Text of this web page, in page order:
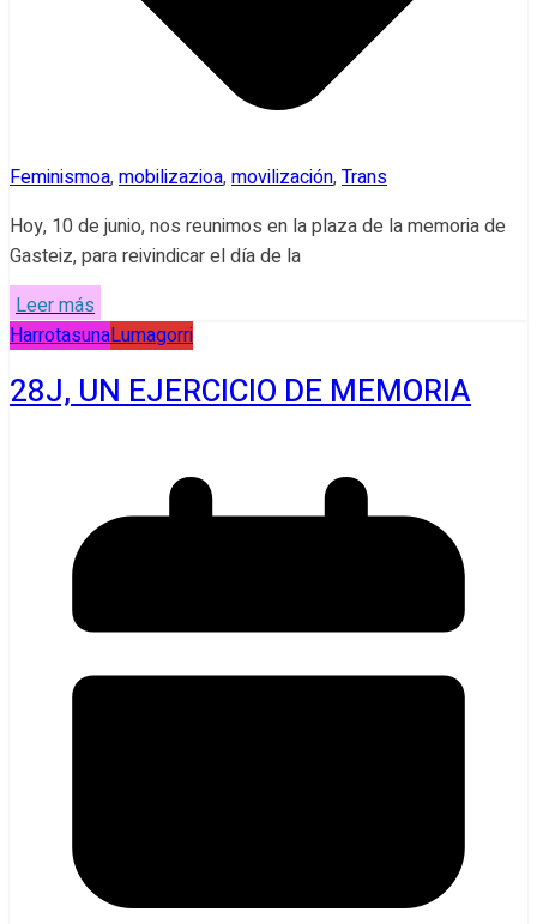
Feminismoa,mobilizazioa,movilización,Trans
Hoy, 10 de junio, nos reunimos en la plaza de la memoria de
Gasteiz, para reivindicar el día de la
Leer más
HarrotasunaLumagorri
28J, UN EJERCICIO DE MEMORIA